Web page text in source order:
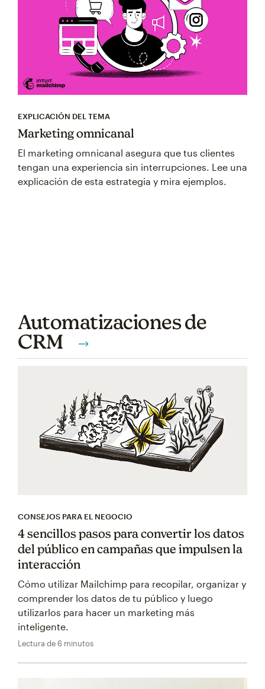
EXPLICACIÓN DEL TEMA
Marketing omnicanal
El marketing omnicanal asegura que tus clientes
tengan una experiencia sin interrupciones. Lee una
explicación de esta estrategia y mira ejemplos.
Automatizaciones de
CRM
CONSEJOS PARA EL NEGOCIO
4 sencillos pasos para convertir los datos
del público en campañas que impulsen la
interacción
Cómo utilizar Mailchimp para recopilar, organizar y
comprender los datos de tu público y luego
utilizarlos para hacer un marketing más
inteligente.
Lectura de 6 minutos